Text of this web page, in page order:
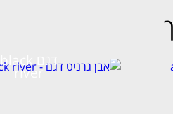
דגם black
river